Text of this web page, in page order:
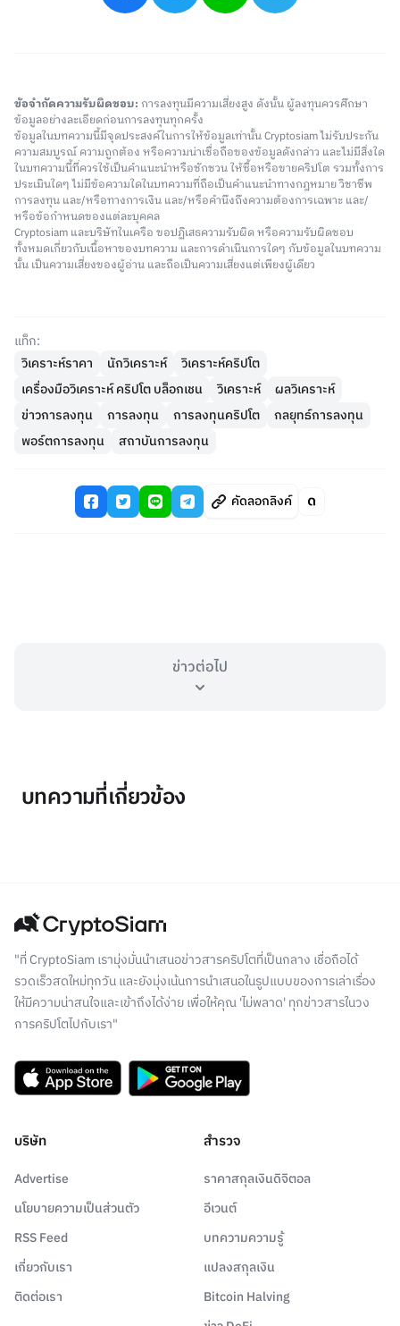
ข้อจำกัดความรับผิดชอบ: การลงทุนมีความเสี่ยงสูง ดังนั้น ผู้ลงทุนควรศึกษา
ข้อมูลอย่างละเอียดก่อนการลงทุนทุกครั้ง
ข้อมูลในบทความนี้มีจุดประสงค์ในการให้ข้อมูลเท่านั้น Cryptosiam ไม่รับประกัน
ความสมบูรณ์ ความถูกต้อง หรือความน่าเชื่อถือของข้อมูลดังกล่าว และไม่มีสิ่งใด
ในบทความนี้ที่ควรใช้เป็นคำแนะนำหรือชักชวน ให้ซื้อหรือขายคริปโต รวมทั้งการ
ประเมินใดๆ ไม่มีข้อความใดในบทความที่ถือเป็นคำแนะนำทางกฎหมาย วิชาชีพ
การลงทุน และ/หรือทางการเงิน และ/หรือคำนึงถึงความต้องการเฉพาะ และ/
หรือข้อกำหนดของแต่ละบุคคล
Cryptosiam และบริษัทในเครือ ขอปฏิเสธความรับผิด หรือความรับผิดชอบ
ทั้งหมดเกี่ยวกับเนื้อหาของบทความ และการดำเนินการใดๆ กับข้อมูลในบทความ
นั้น เป็นความเสี่ยงของผู้อ่าน และถือเป็นความเสี่ยงแต่เพียงผู้เดียว
แท็ก:
วิเคราะห์ราคา
นักวิเคราะห์
วิเคราะห์คริปโต
เครื่องมือวิเคราะห์ คริปโต บล็อกเชน
วิเคราะห์
ผลวิเคราะห์
ข่าวการลงทุน
การลงทุน การลงทุนคริปโต
กลยุทธ์การลงทุน
พอร์ตการลงทุน
สถาบันการลงทุน
คัดลอกลิงค์
ข่าวต่อไป
บทความที่เกี่ยวข้อง
"ที่ CryptoSiam เรามุ่งมั่นนำเสนอข่าวสารคริปโตที่เป็นกลาง เชื่อถือได้
รวดเร็วสดใหม่ทุกวัน และยังมุ่งเน้นการนำเสนอในรูปแบบของการเล่าเรื่อง
ให้มีความน่าสนใจและเข้าถึงได้ง่าย เพื่อให้คุณ 'ไม่พลาด' ทุกข่าวสารในวง
การคริปโตไปกับเรา"
บริษัท
Advertise
นโยบายความเป็นส่วนตัว
RSS Feed
เกี่ยวกับเรา
ติดต่อเรา
สำรวจ
ราคาสกุลเงินดิจิตอล
อีเวนต์
บทความความรู้
แปลงสกุลเงิน
Bitcoin Halving